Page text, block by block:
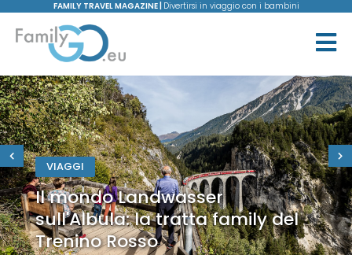
FAMILY TRAVEL MAGAZINE | Divertirsi in viaggio con i bambini
VIAGGI
Il mondo Landwasser
sull'Albula: la tratta family del
Trenino Rosso